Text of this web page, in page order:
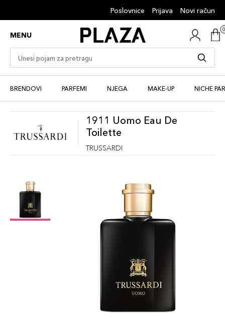
Poslovnice Prijava Novi račun
MENU
BRENDOVI PARFEMI NJEGA MAKE-UP NICHE
1911 Uomo Eau De
Toilette
TRUSSARDI